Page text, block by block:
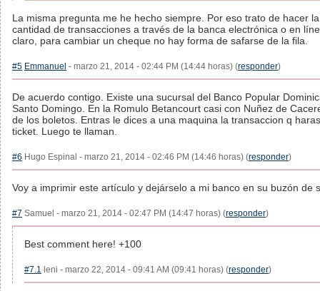
La misma pregunta me he hecho siempre. Por eso trato de hacer
cantidad de transacciones a través de la banca electrónica o en
claro, para cambiar un cheque no hay forma de safarse de la fila.
#5 Emmanuel - marzo 21, 2014 - 02:44 PM (14:44 horas) (responder)
De acuerdo contigo. Existe una sucursal del Banco Popular
Santo Domingo. En la Romulo Betancourt casi con Nuñez de
de los boletos. Entras le dices a una maquina la transaccion q
ticket. Luego te llaman.
#6 Hugo Espinal - marzo 21, 2014 - 02:46 PM (14:46 horas) (responder)
Voy a imprimir este artículo y dejárselo a mi banco en su buzón de
#7 Samuel - marzo 21, 2014 - 02:47 PM (14:47 horas) (responder)
Best comment here! +100
#7.1 leni - marzo 22, 2014 - 09:41 AM (09:41 horas) (responder)